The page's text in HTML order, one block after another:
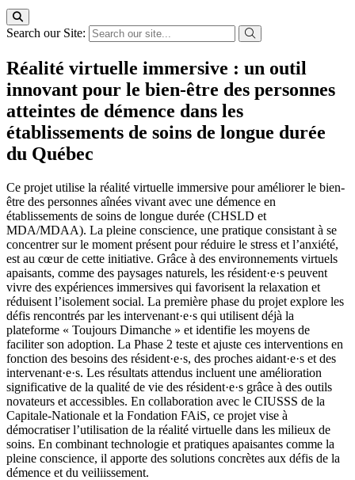
Search our Site:
Réalité virtuelle immersive : un outil
innovant pour le bien-être des personnes
atteintes de démence dans les
établissements de soins de longue durée
du Québec
Ce projet utilise la réalité virtuelle immersive pour améliorer le bien-
être des personnes aînées vivant avec une démence en
établissements de soins de longue durée (CHSLD et
MDA/MDAA). La pleine conscience, une pratique consistant à se
concentrer sur le moment présent pour réduire le stress et l’anxiété,
est au cœur de cette initiative. Grâce à des environnements virtuels
apaisants, comme des paysages naturels, les résident·e·s peuvent
vivre des expériences immersives qui favorisent la relaxation et
réduisent l’isolement social. La première phase du projet explore les
défis rencontrés par les intervenant·e·s qui utilisent déjà la
plateforme « Toujours Dimanche » et identifie les moyens de
faciliter son adoption. La Phase 2 teste et ajuste ces interventions en
fonction des besoins des résident·e·s, des proches aidant·e·s et des
intervenant·e·s. Les résultats attendus incluent une amélioration
significative de la qualité de vie des résident·e·s grâce à des outils
novateurs et accessibles. En collaboration avec le CIUSSS de la
Capitale-Nationale et la Fondation FAiS, ce projet vise à
démocratiser l’utilisation de la réalité virtuelle dans les milieux de
soins. En combinant technologie et pratiques apaisantes comme la
pleine conscience, il apporte des solutions concrètes aux défis de la
démence et du veiliissement.